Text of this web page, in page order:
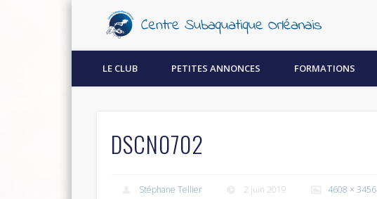
Découvrez la plongée sous-marine à Orléans !
LE CLUB PETITES ANNONCES FORMATIONS
DSCN0702
Stéphane Tellier 2 juin 2019 4608 × 3456